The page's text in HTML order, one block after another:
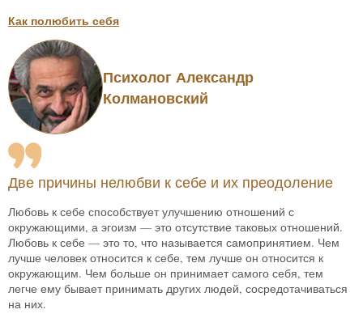
Как полюбить себя
Психолог Александр
Колмановский
Две причины нелюбви к себе и их преодоление
Любовь к себе способствует улучшению отношений с
окружающими, а эгоизм — это отсутствие таковых отношений.
Любовь к себе — это то, что называется самопринятием. Чем
лучше человек относится к себе, тем лучше он относится к
окружающим. Чем больше он принимает самого себя, тем
легче ему бывает принимать других людей, сосредотачиваться
на них.